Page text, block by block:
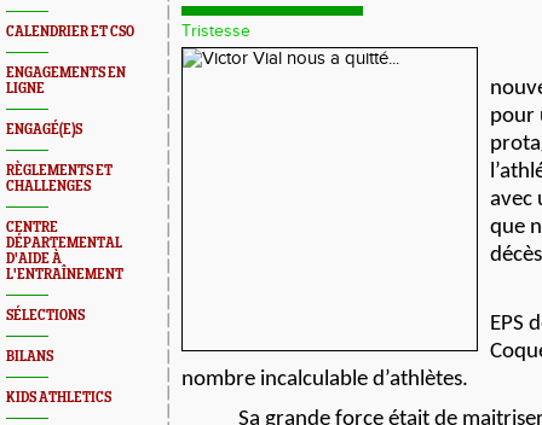
CALENDRIER ET CSO
ENGAGEMENTS EN
LIGNE
ENGAGÉ(E)S
RÈGLEMENTS ET
CHALLENGES
CENTRE
DÉPARTEMENTAL
D'AIDE À
L'ENTRAÎNEMENT
SÉLECTIONS
BILANS
KIDS ATHLETICS
Tristesse
pour
avec
que
EPS
nombre incalculable d’athlètes.
Sa grande force était de